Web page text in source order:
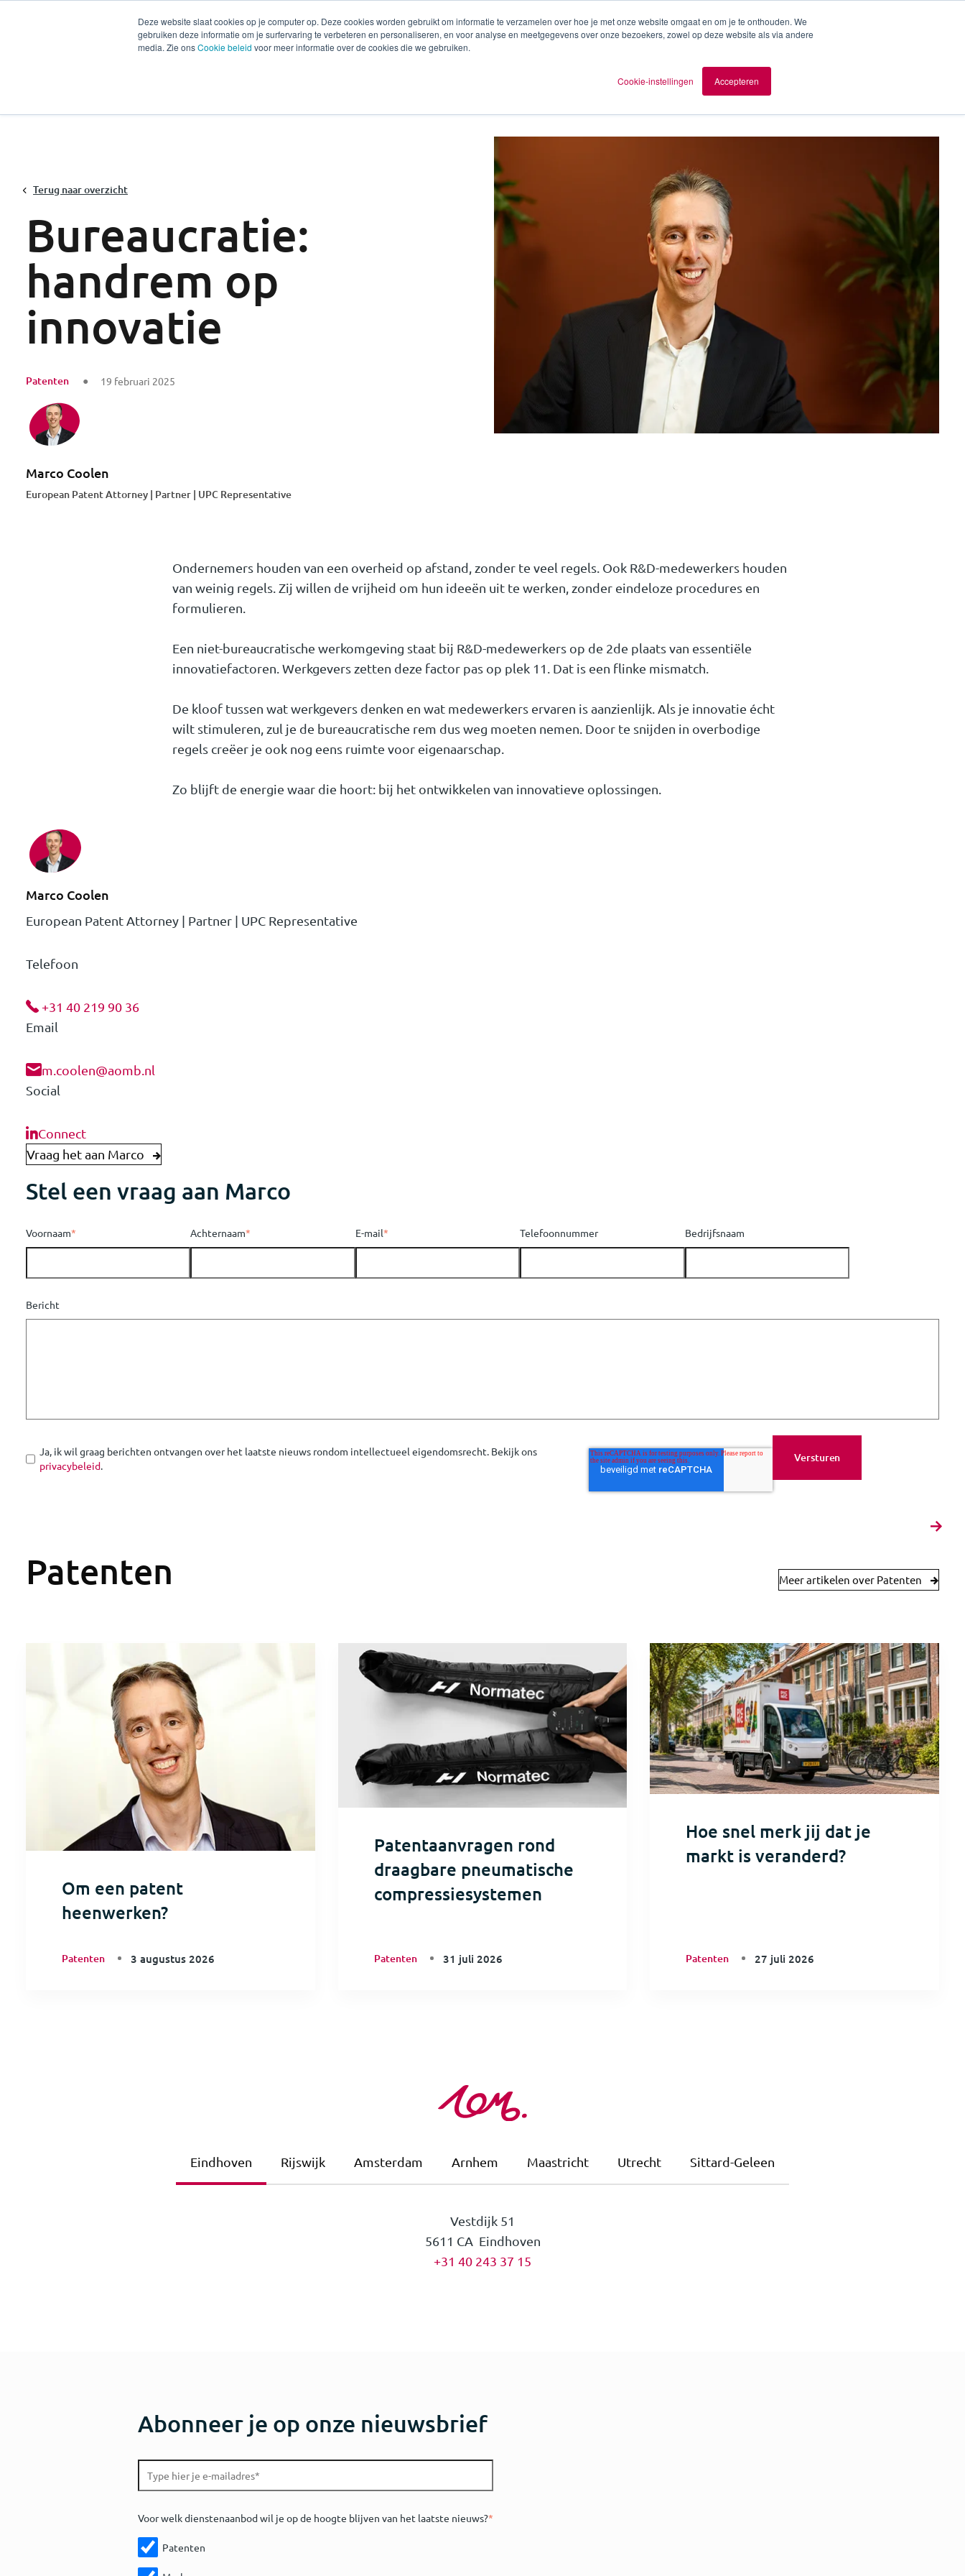
Deze website slaat cookies op je computer op. Deze cookies worden gebruikt om informatie te verzamelen over hoe je met onze website omgaat en om je te onthouden. We
gebruiken deze informatie om je surfervaring te verbeteren en personaliseren, en voor analyse en meetgegevens over onze bezoekers, zowel op deze website als via andere
media. Zie onsCookie beleid voor meer informatie over de cookies die we gebruiken.
Cookie-instellingen Accepteren
Diensten Sectoren Experts
Terug naar overzicht
Bureaucratie:
handrem op
innovatie
Patenten 19 februari 2025
Marco Coolen
European Patent Attorney | Partner | UPC Representative
Ondernemers houden van een overheid op afstand, zonder te veel regels. Ook R&D-medewerkers houden
van weinig regels. Zij willen de vrijheid om hun ideeën uit te werken, zonder eindeloze procedures en
formulieren.
Een niet-bureaucratische werkomgeving staat bij R&D-medewerkers op de 2de plaats van essentiële
innovatiefactoren. Werkgevers zetten deze factor pas op plek 11. Dat is een flinke mismatch.
De kloof tussen wat werkgevers denken en wat medewerkers ervaren is aanzienlijk. Als je innovatie écht
wilt stimuleren, zul je de bureaucratische rem dus weg moeten nemen. Door te snijden in overbodige
regels creëer je ook nog eens ruimte voor eigenaarschap.
Zo blijft de energie waar die hoort: bij het ontwikkelen van innovatieve oplossingen.
Marco Coolen
European Patent Attorney | Partner | UPC Representative
Telefoon
+31 40 219 90 36
Email
m.coolen@aomb.nl
Social
Connect
Vraag het aan Marco
Stel een vraag aan Marco
Voornaam* Achternaam* E-mail* Telefoonnummer Bedrijfsnaam
Bericht
Ja, ik wil graag berichten ontvangen over het laatste nieuws rondom intellectueel eigendomsrecht. Bekijk ons
privacybeleid.
Patenten Meer artikelen over Patenten
Om een patent
heenwerken?
Patenten 3 augustus 2026
Patentaanvragen rond
draagbare pneumatische
compressiesystemen
Patenten 31 juli 2026
Hoe snel merk jij dat je
markt is veranderd?
Patenten 27 juli 2026
Eindhoven Rijswijk Amsterdam Arnhem Maastricht Utrecht Sittard-Geleen
Vestdijk 51
5611 CA Eindhoven
+31 40 243 37 15
Abonneer je op onze nieuwsbrief
Voor welk dienstenaanbod wil je op de hoogte blijven van het laatste nieuws?*
Patenten